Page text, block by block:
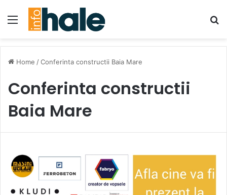
Menu
Home /Conferinta constructii Baia Mare
Conferinta constructii
Baia Mare